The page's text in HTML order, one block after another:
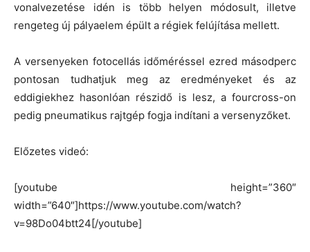
vonalvezetése idén is több helyen módosult, illetve
rengeteg új pályaelem épült a régiek felújítása mellett.
A versenyeken fotocellás időméréssel ezred másodperc
pontosan tudhatjuk meg az eredményeket és az
eddigiekhez hasonlóan részidő is lesz, a fourcross-on
pedig pneumatikus rajtgép fogja indítani a versenyzőket.
Előzetes videó:
[youtube height=”360″
width=”640″]https://www.youtube.com/watch?
v=98Do04btt24[/youtube]